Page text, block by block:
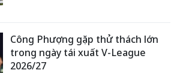
Công Phượng gặp thử thách lớn
trong ngày tái xuất V-League
2026/27